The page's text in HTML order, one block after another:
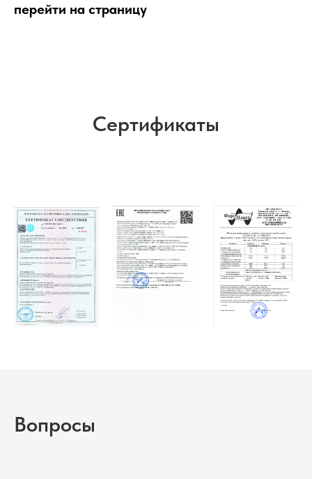
перейти на страницу
Сертификаты
Вопросы